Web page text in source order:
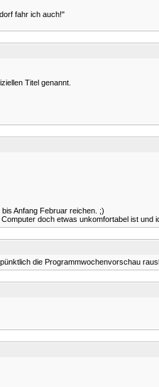
fahr ich auch!"
Titel genannt.
Anfang Februar reichen. ;)
doch etwas unkomfortabel ist
die Programmwochenvorschau